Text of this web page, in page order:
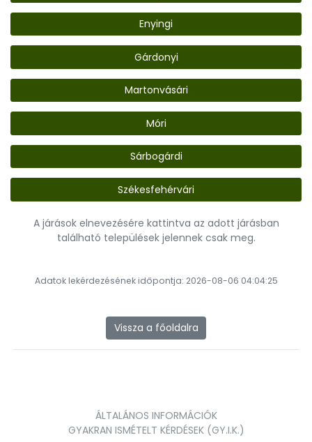
Enyingi
Gárdonyi
Martonvásári
Móri
Sárbogárdi
Székesfehérvári
A járások elnevezésére kattintva az adott járásban
található települések jelennek csak meg.
Adatok lekérdezésének időpontja: 2026-08-06 04:04:25
Vissza a főoldalra
ÁLTALÁNOS INFORMÁCIÓK
GYAKRAN ISMÉTELT KÉRDÉSEK (GY.I.K.)